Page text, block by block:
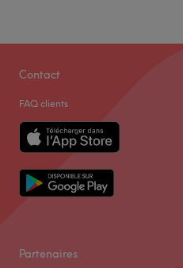
Contact
FAQ clients
Partenaires